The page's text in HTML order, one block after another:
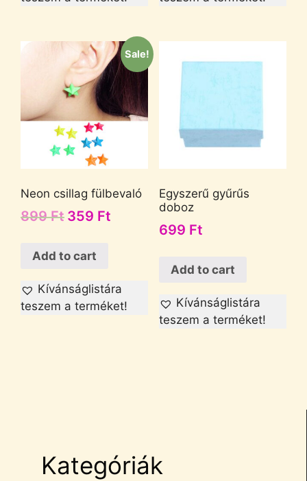
Sale!
Neon csillag fülbevaló
899Ft 359 Ft
Add to cart
Kívánságlistára
teszem a terméket!
Egyszerű gyűrűs
doboz
699 Ft
Add to cart
Kívánságlistára
teszem a terméket!
Kategóriák